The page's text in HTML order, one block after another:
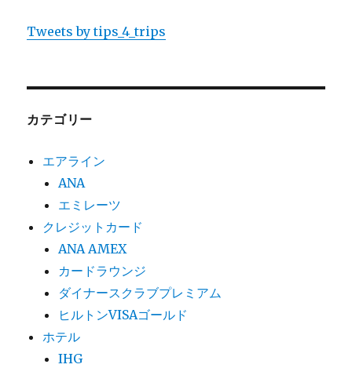
Tweets by tips_4_trips
カテゴリー
エアライン
ANA
エミレーツ
クレジットカード
ANA AMEX
カードラウンジ
ダイナースクラブプレミアム
ヒルトンVISAゴールド
ホテル
IHG